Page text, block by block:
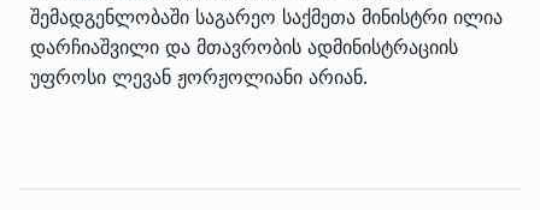
შემადგენლობაში საგარეო საქმეთა მინისტრი ილია
დარჩიაშვილი და მთავრობის ადმინისტრაციის
უფროსი ლევან ჟორჟოლიანი არიან.